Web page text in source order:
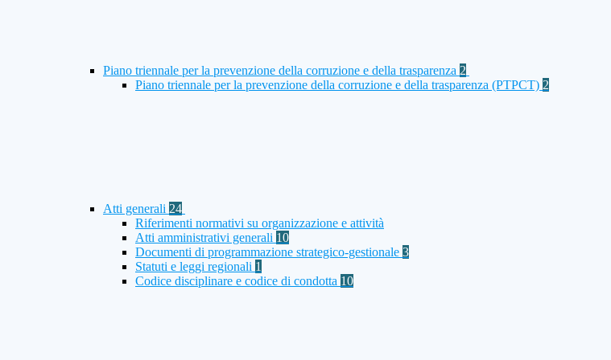
Piano triennale per la prevenzione della corruzione e della trasparenza 2
Piano triennale per la prevenzione della corruzione e della trasparenza (PTPCT) 2
Atti generali 24
Riferimenti normativi su organizzazione e attività
Atti amministrativi generali 10
Documenti di programmazione strategico-gestionale 3
Statuti e leggi regionali 1
Codice disciplinare e codice di condotta 10